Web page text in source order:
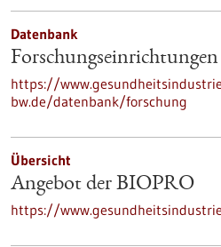
Datenbank
Forschungseinrichtungen
https://
bw.de/datenbank/forschung
Übersicht
Angebot der BIOPRO
https://